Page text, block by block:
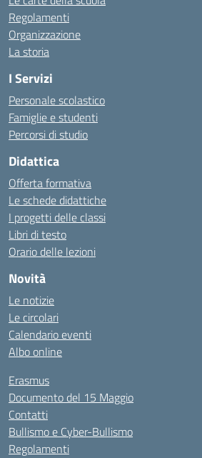
Regolamenti
Organizzazione
La storia
I Servizi
Personale scolastico
Famiglie e studenti
Percorsi di studio
Didattica
Offerta formativa
Le schede didattiche
I progetti delle classi
Libri di testo
Orario delle lezioni
Novità
Le notizie
Le circolari
Calendario eventi
Albo online
Erasmus
Documento del 15 Maggio
Contatti
Bullismo e Cyber-Bullismo
Regolamenti